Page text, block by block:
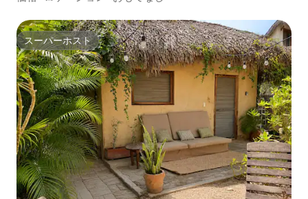
スーパーホスト
スーパーホスト